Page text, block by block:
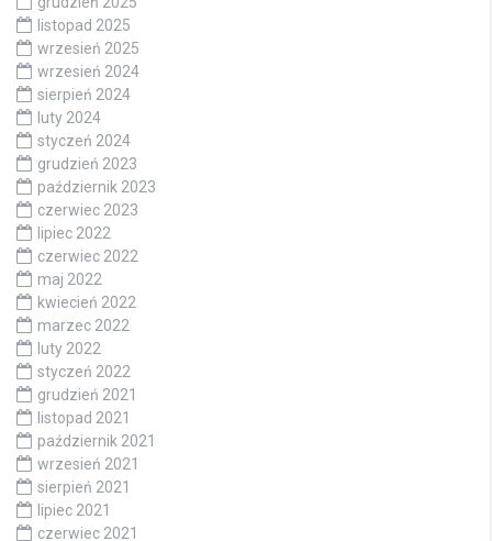
listopad 2025
wrzesień 2025
wrzesień 2024
sierpień 2024
luty 2024
styczeń 2024
grudzień 2023
październik 2023
czerwiec 2023
lipiec 2022
czerwiec 2022
maj 2022
kwiecień 2022
marzec 2022
luty 2022
styczeń 2022
grudzień 2021
listopad 2021
październik 2021
wrzesień 2021
sierpień 2021
lipiec 2021
czerwiec 2021